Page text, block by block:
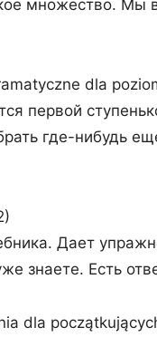
множество. Мы
dla
первой
где-нибудь
Дает
знаете. Есть
dla